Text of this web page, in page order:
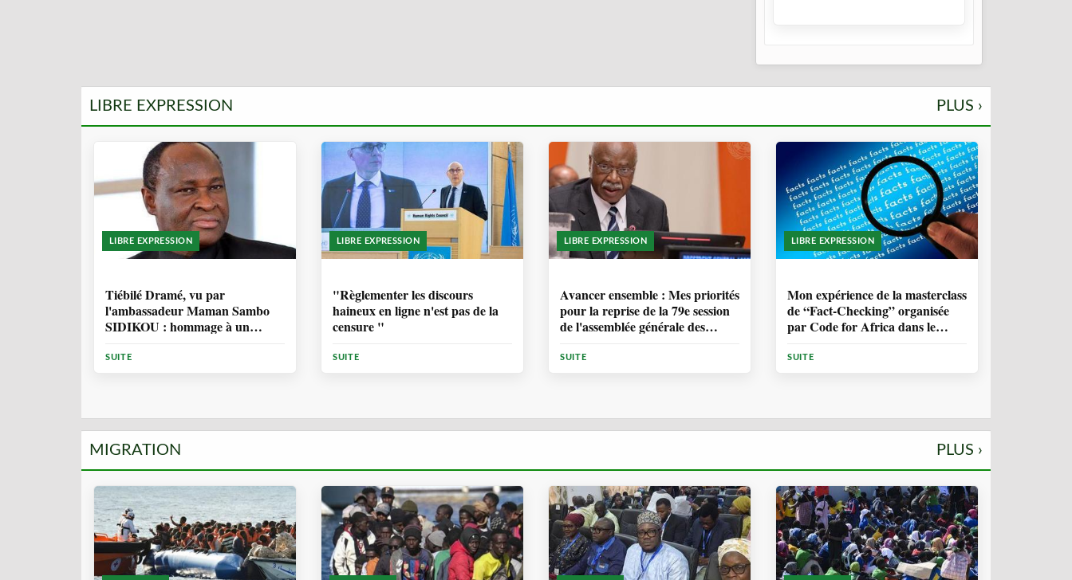
LIBRE EXPRESSION PLUS ›
LIBRE EXPRESSION
Tiébilé Dramé, vu par
l'ambassadeur Maman Sambo
SIDIKOU : hommage à un
d'inspiration
SUITE
LIBRE EXPRESSION
"Règlementer les discours
haineux en ligne n'est pas de la
censure "
SUITE
LIBRE EXPRESSION
Avancer ensemble : Mes priorités
pour la reprise de la 79e session
de l'assemblée générale des
SUITE
LIBRE EXPRESSION
Mon expérience de la masterclass
de “Fact-Checking” organisée
par Code for Africa dans le
désinformation en Afrique
SUITE
MIGRATION PLUS ›